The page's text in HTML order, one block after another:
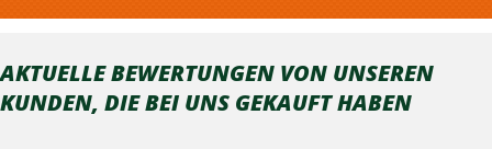
AKTUELLE BEWERTUNGEN VON UNSEREN
KUNDEN, DIE BEI ​​UNS GEKAUFT HABEN